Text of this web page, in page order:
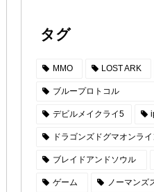
タグ
MMO LOST ARK
ブループロトコル
デビルメイクライ5
ドラゴンズドグマオンライ
ブレイドアンドソウル
ゲーム ノーマンズ